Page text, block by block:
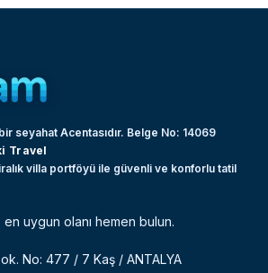
seyahat Acentasıdır. Belge No: 14069
Travel
villa portföyü ile güvenli ve konforlu tatil
uygun olanı hemen bulun.
No: 477 / 7 Kaş / ANTALYA